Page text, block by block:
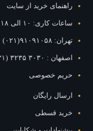
خرید از سایت
کاری: ۱۰ الی ۱۸
۳۰۳۰ ۳۲۳۵ (۰۳۱)
خصوصی
رایگان
قسطی